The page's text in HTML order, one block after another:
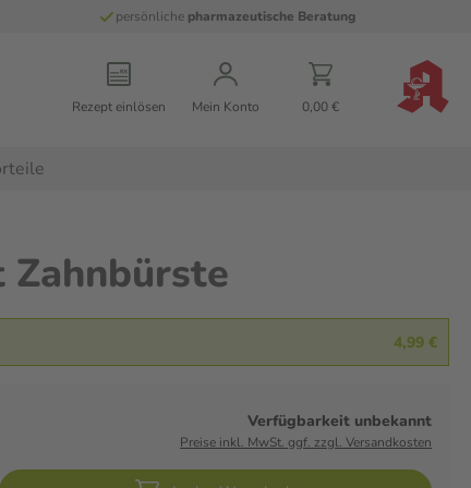
persönliche pharmazeutische Beratung
Rezept einlösen Mein Konto 0,00 €
Zahnbürste
4,99 €
Verfügbarkeit unbekannt
Preise inkl. MwSt. ggf. zzgl. Versandkosten